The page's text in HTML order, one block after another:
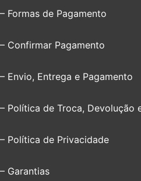
– Formas de Pagamento
– Confirmar Pagamento
– Envio, Entrega e Pagamento
– Política de Troca, Devolução
– Política de Privacidade
– Garantias